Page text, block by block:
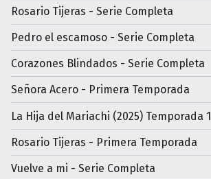
Rosario Tijeras - Serie Completa
Pedro el escamoso - Serie Completa
Corazones Blindados - Serie Completa
Señora Acero - Primera Temporada
La Hija del Mariachi (2025) Temporada 1
Rosario Tijeras - Primera Temporada
Vuelve a mi - Serie Completa